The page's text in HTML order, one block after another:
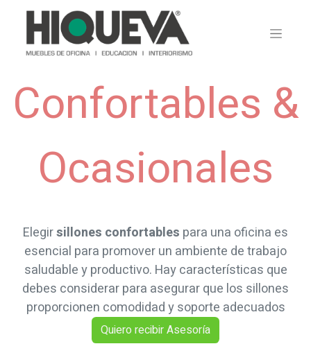
Confortables &
Ocasionales
Elegirsillones confortables para una oficina es
esencial para promover un ambiente de trabajo
saludable y productivo. Hay características que
debes considerar para asegurar que los sillones
proporcionen comodidad y soporte adecuados
Quiero reci​​​​​​bir Asesoría